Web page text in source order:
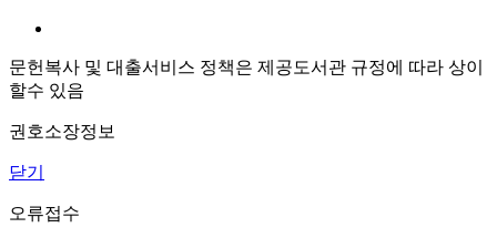
문헌복사 및 대출서비스 정책은 제공도서관 규정에 따라 상이
할수 있음
권호소장정보
닫기
오류접수